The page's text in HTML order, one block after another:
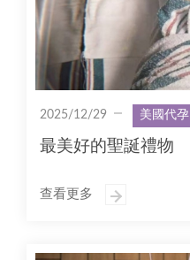
2025/12/29 美國代孕
最美好的聖誕禮物
查看更多